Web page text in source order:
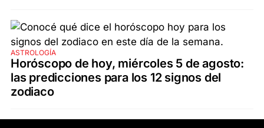
ASTROLOGÍA
Horóscopo de hoy, miércoles 5 de agosto:
las predicciones para los 12 signos del
zodiaco